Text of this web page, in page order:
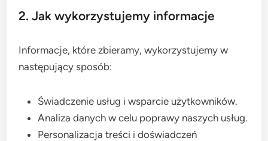
2. Jak wykorzystujemy informacje
Informacje, które zbieramy, wykorzystujemy w
następujący sposób:
Świadczenie usług i wsparcie użytkowników.
Analiza danych w celu poprawy naszych usług.
Personalizacja treści i doświadczeń